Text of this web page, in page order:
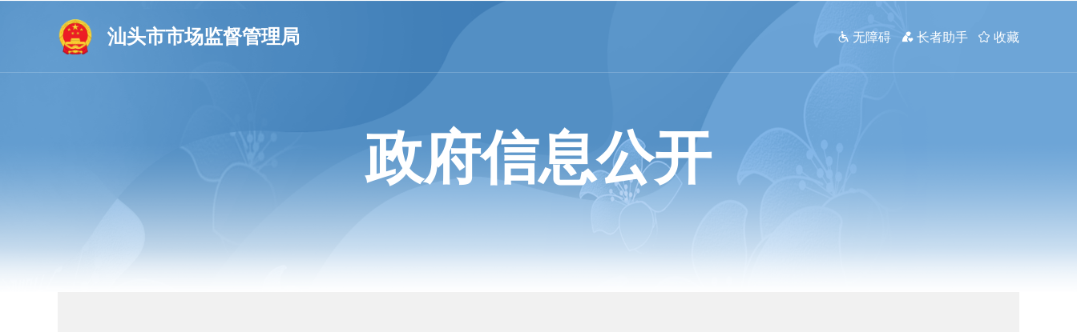
汕头市市场监督管理局  无障碍  长者助手  收藏
政府信息公开